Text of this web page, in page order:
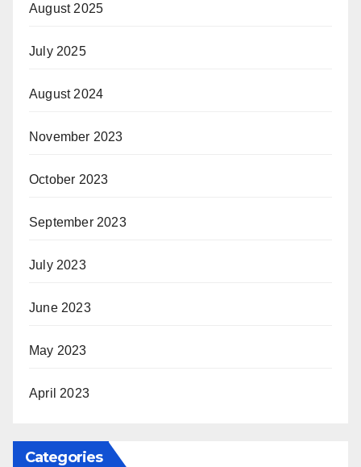
August 2025
July 2025
August 2024
November 2023
October 2023
September 2023
July 2023
June 2023
May 2023
April 2023
Categories